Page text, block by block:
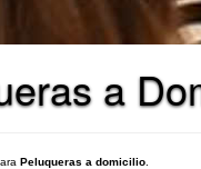
a
Peluqueras a domicilio